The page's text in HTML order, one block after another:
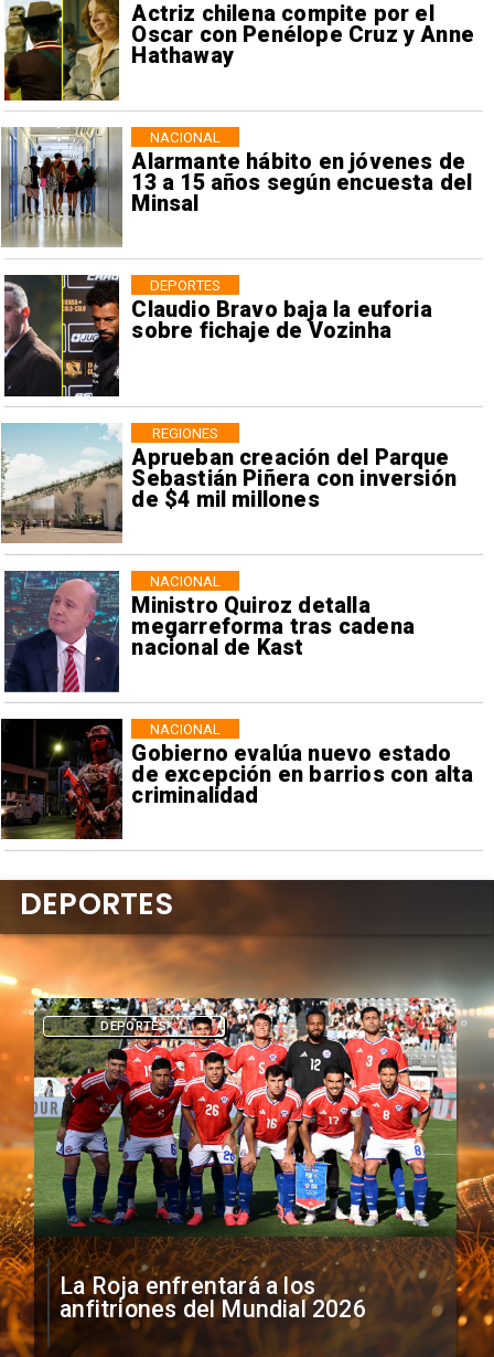
Actriz chilena compite por el
Oscar con Penélope Cruz y Anne
Hathaway
Alarmante hábito en jóvenes de
13 a 15 años según encuesta del
Minsal
NACIONAL
Claudio Bravo baja la euforia
sobre fichaje de Vozinha
DEPORTES
Aprueban creación del Parque
Sebastián Piñera con inversión
de $4 mil millones
REGIONES
Ministro Quiroz detalla
megarreforma tras cadena
nacional de Kast
NACIONAL
Gobierno evalúa nuevo estado
de excepción en barrios con alta
criminalidad
NACIONAL
La Roja enfrentará a los
anfitriones del Mundial 2026
DEPORTES
DEPORTES